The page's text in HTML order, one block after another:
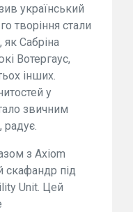
український
творіння стали
Сабріна
Вотергаус,
інших.
у
звичним
радує.
з Axiom
скафандр під
Unit. Цей